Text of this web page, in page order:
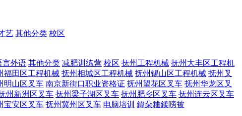
艺 其他分类 校区
言外语 其他分类 减肥训练营 校区 抚州工程机械 抚州大丰区工程机
福田区工程机械 抚州相城区工程机械 抚州锡山区工程机械 抚州叉
明山区叉车 南京新街口职业资格证 抚州望花区叉车 抚州华龙区叉
州新洲区叉车 抚州梁子湖区叉车 抚州肥乡区叉车 抚州连云区叉车
宝安区叉车 抚州冀州区叉车 电脑培训 鍏朵粬鍒嗙被